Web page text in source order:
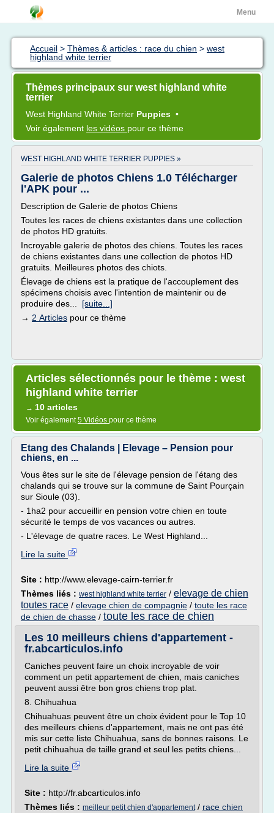
Menu
Accueil > Thèmes & articles : race du chien > west
highland white terrier
Thèmes principaux sur west highland white
terrier
West Highland White Terrier Puppies •
Voir également les vidéos pour ce thème
WEST HIGHLAND WHITE TERRIER PUPPIES »
Galerie de photos Chiens 1.0 Télécharger
l'APK pour ...
Description de Galerie de photos Chiens
Toutes les races de chiens existantes dans une collection
de photos HD gratuits.
Incroyable galerie de photos des chiens. Toutes les races
de chiens existantes dans une collection de photos HD
gratuits. Meilleures photos des chiots.
Élevage de chiens est la pratique de l'accouplement des
spécimens choisis avec l'intention de maintenir ou de
produire des... [suite...]
→ 2 Articles pour ce thème
Articles sélectionnés pour le thème : west
highland white terrier
→ 10 articles
Voir également5 Vidéos pour ce thème
Etang des Chalands | Elevage – Pension pour
chiens, en ...
Vous êtes sur le site de l'élevage pension de l'étang des
chalands qui se trouve sur la commune de Saint Pourçain
sur Sioule (03).
- 1ha2 pour accueillir en pension votre chien en toute
sécurité le temps de vos vacances ou autres.
- L'élevage de quatre races. Le West Highland...
Lire la suite
Site : http://www.elevage-cairn-terrier.fr
Thèmes liés : west highland white terrier / elevage de chien
toutes race / elevage chien de compagnie / toute les race
de chien de chasse / toute les race de chien
Les 10 meilleurs chiens d'appartement -
fr.abcarticulos.info
Caniches peuvent faire un choix incroyable de voir
comment un petit appartement de chien, mais caniches
peuvent aussi être bon gros chiens trop plat.
8. Chihuahua
Chihuahuas peuvent être un choix évident pour le Top 10
des meilleurs chiens d'appartement, mais ne ont pas été
mis sur cette liste Chihuahua, sans de bonnes raisons. Le
petit chihuahua de taille grand et seul les petits chiens...
Lire la suite
Site : http://fr.abcarticulos.info
Thèmes liés : meilleur petit chien d'appartement/ race chien